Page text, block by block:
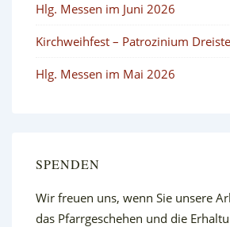
Hlg. Messen im Juni 2026
Kirchweihfest – Patrozinium
Hlg. Messen im Mai 2026
SPENDEN
Wir freuen uns, wenn Sie unsere
das Pfarrgeschehen und die